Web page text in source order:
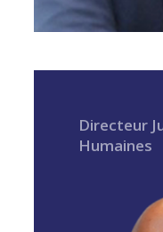
Directeur
Humaines